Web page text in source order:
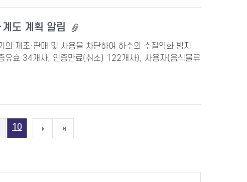
도 계획 알림
제조·판매 및 사용을 차단하여 하수의 수질악화 방지
34개사, 인증만료(취소) 122개사), 사용자(음식물류
10